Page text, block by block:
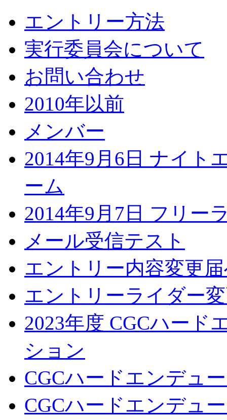
エントリー方法
実行委員会について
お問い合わせ
2010年以前
メンバー
2014年9月6日 ナイト
ーム
2014年9月7日 フリー
メール受信テスト
エントリー内容変更
エントリーライダー
2023年度 CGCハード
ション
CGCハードエンデュ
CGCハードエンデュ